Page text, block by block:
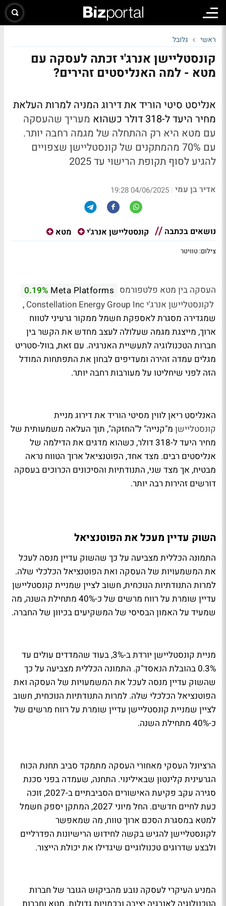
ראשי גלובל
קונסטליישן אנרג'י זכתה לעסקה עם
מטא - למה האנליסטים זהירים?
אנליסט סיטי הוריד את דירוג המניה למרות העלאת
מחיר היעד ל-318 דולר כשהוא
מעריך שהעסקה
עם מטא היא רק ההתחלה של מגמה רחבה יותר.
עם 70% מהמתקנים של קונסטליישן שצפויים
להגיע לסוף תקופת הרישוי עד 2025
אדיר בן עמי |
04/06/2025 19:28
נושאים בכתבה קונסטליישן אנרג'י מטא
צילום: טוויטר
העסקה בין מטא פלטפורמס Meta Platforms
0.19%
לקונסטליישן אנרג'יConstellation Energy Group Inc
,
שמגדירה מסגרת לאספקת חשמל ממקור גרעיני לטווח
ארוך, מייצגת מגמה שעלולה לעצב מחדש את הקשר בין
חברות הטכנולוגיה לתעשיית האנרגיה. עם זאת, בוול-סטריט
מגלים עמדה זהירה ומעדיפים לבחון את התפתחות המודל
הזה לפני שיחליטו על מעורבות רחבה יותר.
האנליסט ריאן לווין מסיטי הוריד את דירוג מניית
קונסטליישן מ"קנייה" ל"החזקה", תוך העלאה משמעותית של
מחיר היעד ל-318 דולר, כשהוא מדגים את הדילמה של
אנליסטים רבים. מצד אחד, הפוטנציאל ארוך הטווח נראה
מבטיח, אך מצד שני, התנודתיות והסיכונים הכרוכים בעסקה
דורשים זהירות רבה יותר.
השוק עדיין מעכל את הפוטנציאל
התמונה הכללית מצביעה על כך שהשוק עדיין מנסה לעכל
את המשמעויות של העסקה ואת הפוטנציאל הכלכלי שלה.
למרות התנודתיות הנוכחית, חשוב לציין שמניית קונסטליישן
עדיין שומרת על רווח מרשים של כ-40% מתחילת השנה, מה
שמעיד על האמון הבסיסי של המשקיעים בכיוון של החברה.
מניית קונסטליישן יורדת ב-3%, בעוד שהמדדים עולים עד
0.3% בהובלת הנאסד"ק. התמונה הכללית מצביעה על כך
שהשוק עדיין מנסה לעכל את המשמעויות של העסקה ואת
הפוטנציאל הכלכלי שלה. למרות התנודתיות הנוכחית, חשוב
לציין שמניית קונסטליישן עדיין שומרת על רווח מרשים של
כ-40% מתחילת השנה.
הרציונל העסקי מאחורי העסקה מתמקד סביב תחנת הכוח
הגרעינית קלינטון שבאילינוי. התחנה, שעמדה בפני סכנת
סגירה עקב פקיעת האישורים הסביבתיים ב-2027, זוכה
כעת לחיים חדשים. החל מיוני 2027, המתקן יספק חשמל
למטא במסגרת הסכם ארוך טווח, מה שמאפשר
לקונסטליישן להגיש בקשה לחידוש הרישיונות הפדרליים
ולבצע שדרוגים טכנולוגיים שיגדילו את יכולת הייצור.
המניע העיקרי לעסקה נובע מהביקוש הגובר של חברות